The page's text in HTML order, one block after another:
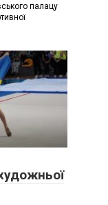
палацу